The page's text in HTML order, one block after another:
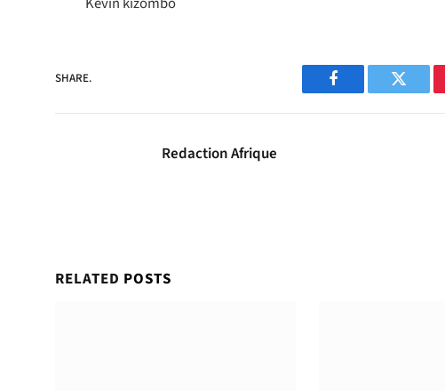
SHARE.
Facebook Twitter
Redaction Afrique
RELATED POSTS